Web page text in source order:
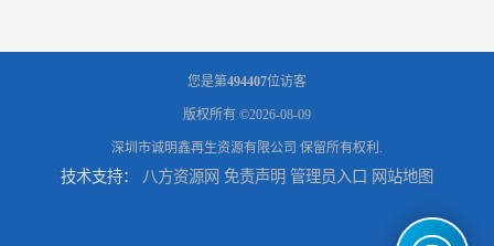
您是第494407位访客
版权所有 ©2026-08-09
深圳市诚明鑫再生资源有限公司 保留所有权利.
技术支持： 八方资源网 免责声明 管理员入口 网站地图